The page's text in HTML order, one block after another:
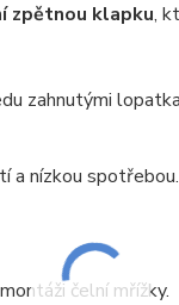
zpětnou klapku,
zahnutými
a nízkou
čelní mřížky.